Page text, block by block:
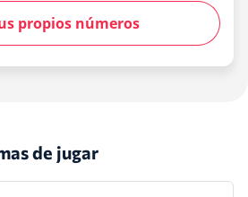
propios números
de jugar